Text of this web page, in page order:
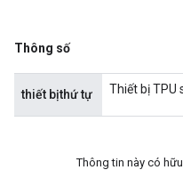
Thông số
thiết bịthứ tự Thiết bị TPU
Thông tin này có